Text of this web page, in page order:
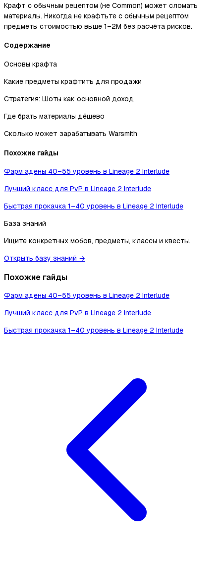
Крафт с обычным рецептом (не Common) может сломать
материалы. Никогда не крафтьте с обычным рецептом
предметы стоимостью выше 1–2M без расчёта рисков.
Содержание
Основы крафта
Какие предметы крафтить для продажи
Стратегия: Шоты как основной доход
Где брать материалы дёшево
Сколько может зарабатывать Warsmith
Похожие гайды
Фарм адены 40–55 уровень в Lineage 2 Interlude
Лучший класс для PvP в Lineage 2 Interlude
Быстрая прокачка 1–40 уровень в Lineage 2 Interlude
База знаний
Ищите конкретных мобов, предметы, классы и квесты.
Открыть базу знаний →
Похожие гайды
Фарм адены 40–55 уровень в Lineage 2 Interlude
Лучший класс для PvP в Lineage 2 Interlude
Быстрая прокачка 1–40 уровень в Lineage 2 Interlude